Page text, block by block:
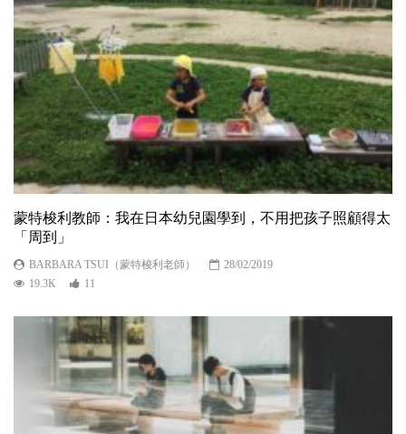
蒙特梭利教師：我在日本幼兒園學到，不用把孩子照顧得太
「周到」
BARBARA TSUI（蒙特梭利老師）
28/02/2019
19.3K
11